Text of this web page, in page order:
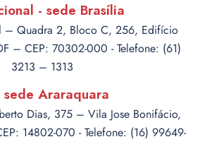
- sede Brasília
– Quadra 2, Bloco C, 256, Edifício
– CEP: 70302-000 - Telefone: (61)
3213 – 1313
sede Araraquara
Dias, 375 – Vila Jose Bonifácio,
14802-070 - Telefone: (16) 99649-